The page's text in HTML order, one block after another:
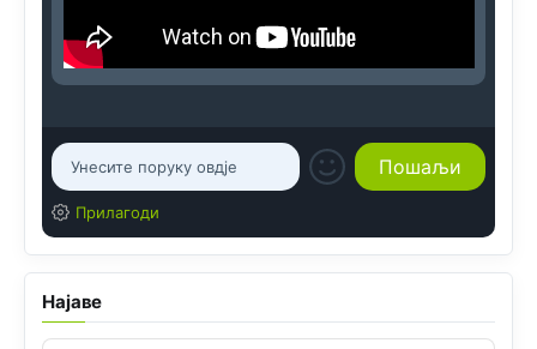
Прилагоди
Најаве